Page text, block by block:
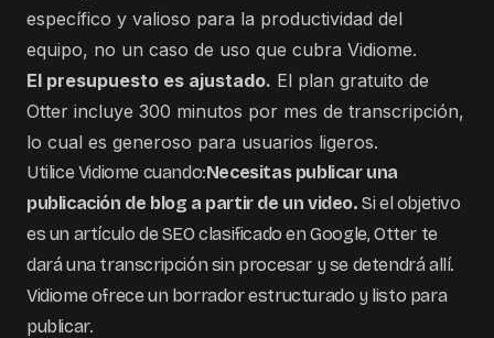
específico y valioso para la productividad del
equipo, no un caso de uso que cubra Vidiome.
El presupuesto es ajustado. El plan gratuito de
Otter incluye 300 minutos por mes de transcripción,
lo cual es generoso para usuarios ligeros.
Utilice Vidiome cuando:Necesitas publicar una
publicación de blog a partir de un video. Si el objetivo
es un artículo de SEO clasificado en Google, Otter te
dará una transcripción sin procesar y se detendrá allí.
Vidiome ofrece un borrador estructurado y listo para
publicar.